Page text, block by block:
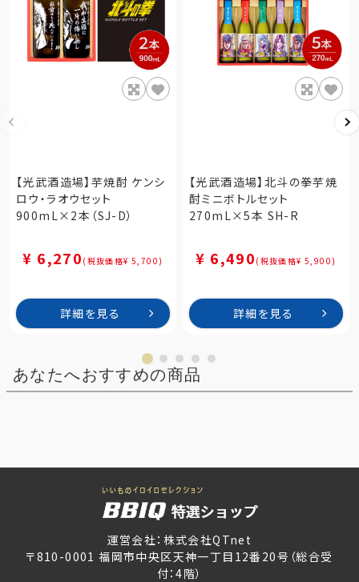
【光武酒造場】芋焼酎 ケンシ
ロウ・ラオウセット
900mL×2本（SJ-D）
¥ 6,270 (税抜価格¥ 5,700)
詳細を見る
【光武酒造場】北斗の拳芋焼
酎ミニボトルセット
270mL×5本 SH-R
¥ 6,490 (税抜価格¥ 5,900)
詳細を見る
あなたへおすすめの商品
運営会社：株式会社QTnet
〒810-0001 福岡市中央区天神一丁目12番20号（総合受
付：4階）